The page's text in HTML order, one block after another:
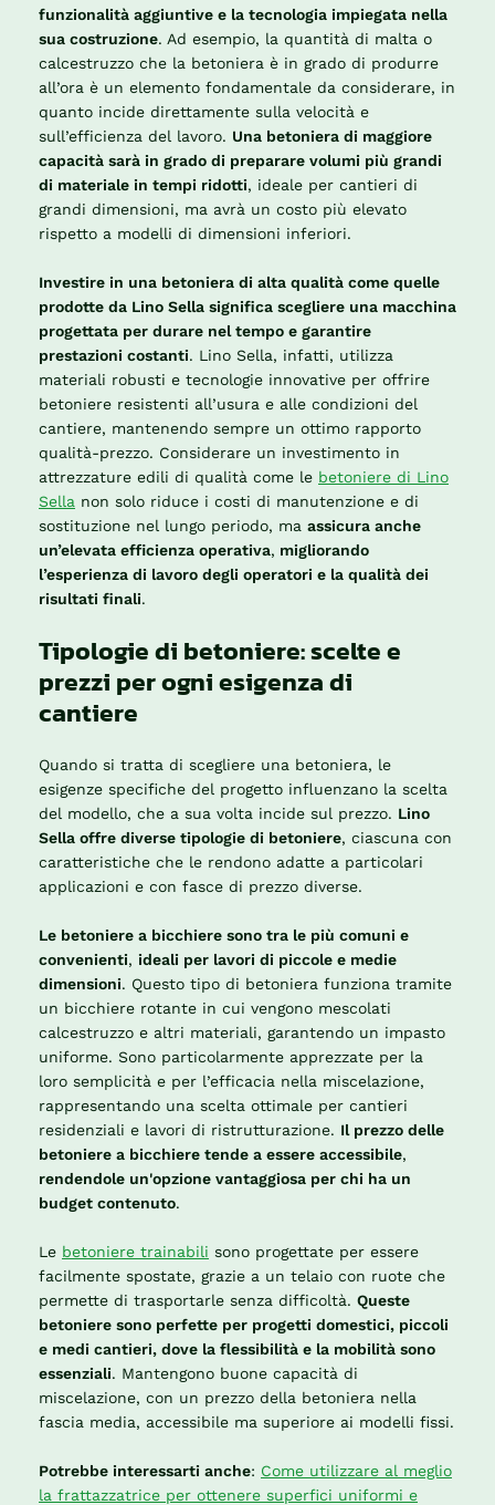
funzionalità aggiuntive e la tecnologia impiegata nella
sua costruzione. Ad esempio, la quantità di malta o
calcestruzzo che la betoniera è in grado di produrre
all’ora è un elemento fondamentale da considerare, in
quanto incide direttamente sulla velocità e
sull’efficienza del lavoro. Una betoniera di maggiore
capacità sarà in grado di preparare volumi più grandi
di materiale in tempi ridotti, ideale per cantieri di
grandi dimensioni, ma avrà un costo più elevato
rispetto a modelli di dimensioni inferiori.
Investire in una betoniera di alta qualità come quelle
prodotte da Lino Sella significa scegliere una macchina
progettata per durare nel tempo e garantire
prestazioni costanti. Lino Sella, infatti, utilizza
materiali robusti e tecnologie innovative per offrire
betoniere resistenti all’usura e alle condizioni del
cantiere, mantenendo sempre un ottimo rapporto
qualità-prezzo. Considerare un investimento in
attrezzature edili di qualità come le betoniere di Lino
Sella non solo riduce i costi di manutenzione e di
sostituzione nel lungo periodo, ma assicura anche
un’elevata efficienza operativa, migliorando
l’esperienza di lavoro degli operatori e la qualità dei
risultati finali.
Tipologie di betoniere: scelte e
prezzi per ogni esigenza di
cantiere
Quando si tratta di scegliere una betoniera, le
esigenze specifiche del progetto influenzano la scelta
del modello, che a sua volta incide sul prezzo. Lino
Sella offre diverse tipologie di betoniere, ciascuna con
caratteristiche che le rendono adatte a particolari
applicazioni e con fasce di prezzo diverse.
Le betoniere a bicchiere sono tra le più comuni e
convenienti, ideali per lavori di piccole e medie
dimensioni. Questo tipo di betoniera funziona tramite
un bicchiere rotante in cui vengono mescolati
calcestruzzo e altri materiali, garantendo un impasto
uniforme. Sono particolarmente apprezzate per la
loro semplicità e per l’efficacia nella miscelazione,
rappresentando una scelta ottimale per cantieri
residenziali e lavori di ristrutturazione. Il prezzo delle
betoniere a bicchiere tende a essere accessibile,
rendendole un'opzione vantaggiosa per chi ha un
budget contenuto.
Le betoniere trainabili sono progettate per essere
facilmente spostate, grazie a un telaio con ruote che
permette di trasportarle senza difficoltà. Queste
betoniere sono perfette per progetti domestici, piccoli
e medi cantieri, dove la flessibilità e la mobilità sono
essenziali. Mantengono buone capacità di
miscelazione, con un prezzo della betoniera nella
fascia media, accessibile ma superiore ai modelli fissi.
Potrebbe interessarti anche: Come utilizzare al meglio
la frattazzatrice per ottenere superfici uniformi e